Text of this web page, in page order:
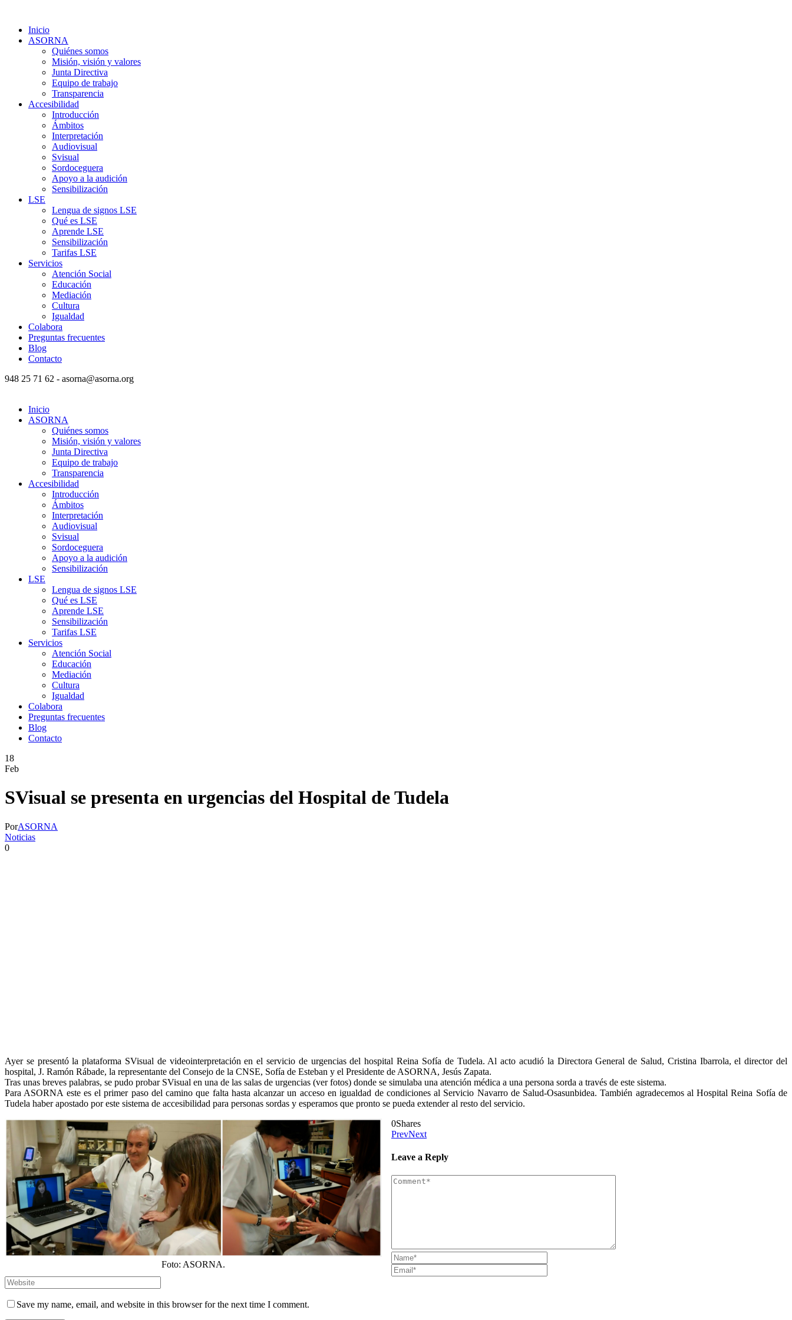
Inicio
ASORNA
Quiénes somos
Misión, visión y valores
Junta Directiva
Equipo de trabajo
Transparencia
Accesibilidad
Introducción
Ámbitos
Interpretación
Audiovisual
Svisual
Sordoceguera
Apoyo a la audición
Sensibilización
LSE
Lengua de signos LSE
Qué es LSE
Aprende LSE
Sensibilización
Tarifas LSE
Servicios
Atención Social
Educación
Mediación
Cultura
Igualdad
Colabora
Preguntas frecuentes
Blog
Contacto
948 25 71 62 - asorna@asorna.org
Inicio
ASORNA
Quiénes somos
Misión, visión y valores
Junta Directiva
Equipo de trabajo
Transparencia
Accesibilidad
Introducción
Ámbitos
Interpretación
Audiovisual
Svisual
Sordoceguera
Apoyo a la audición
Sensibilización
LSE
Lengua de signos LSE
Qué es LSE
Aprende LSE
Sensibilización
Tarifas LSE
Servicios
Atención Social
Educación
Mediación
Cultura
Igualdad
Colabora
Preguntas frecuentes
Blog
Contacto
18
Feb
SVisual se presenta en urgencias del Hospital de Tudela
PorASORNA
Noticias
0
Ayer se presentó la plataforma SVisual de videointerpretación en el servicio de urgencias del hospital Reina Sofía de Tudela. Al acto acudió la Directora General de Salud, Cristina Ibarrola, el director del
hospital, J. Ramón Rábade, la representante del Consejo de la CNSE, Sofía de Esteban y el Presidente de ASORNA, Jesús Zapata.
Tras unas breves palabras, se pudo probar SVisual en una de las salas de urgencias (ver fotos) donde se simulaba una atención médica a una persona sorda a través de este sistema.
Para ASORNA este es el primer paso del camino que falta hasta alcanzar un acceso en igualdad de condiciones al Servicio Navarro de Salud-Osasunbidea. También agradecemos al Hospital Reina Sofía de
Tudela haber apostado por este sistema de accesibilidad para personas sordas y esperamos que pronto se pueda extender al resto del servicio.
Foto: ASORNA.
0Shares
PrevNext
Leave a Reply
Save my name, email, and website in this browser for the next time I comment.